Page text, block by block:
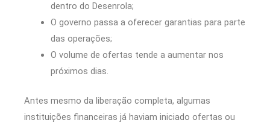
dentro do Desenrola;
O governo passa a oferecer garantias para parte
das operações;
O volume de ofertas tende a aumentar nos
próximos dias.
Antes mesmo da liberação completa, algumas
instituições financeiras já haviam iniciado ofertas ou